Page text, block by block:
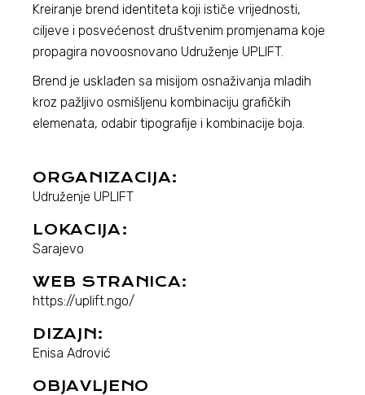
Kreiranje brend identiteta koji ističe vrijednosti,
ciljeve i posvećenost društvenim promjenama koje
propagira novoosnovano Udruženje UPLIFT.
Brend je usklađen sa misijom osnaživanja mladih
kroz pažljivo osmišljenu kombinaciju grafičkih
elemenata, odabir tipografije i kombinacije boja.
ORGANIZACIJA:
Udruženje UPLIFT
LOKACIJA:
Sarajevo
WEB STRANICA:
https://uplift.ngo/
DIZAJN:
Enisa Adrović
OBJAVLJENO